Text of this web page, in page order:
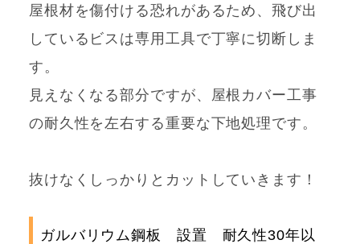
屋根材を傷付ける恐れがあるため、飛び出
しているビスは専用工具で丁寧に切断しま
す。
見えなくなる部分ですが、屋根カバー工事
の耐久性を左右する重要な下地処理です。
抜けなくしっかりとカットしていきます！
ガルバリウム鋼板 設置 耐久性30年以